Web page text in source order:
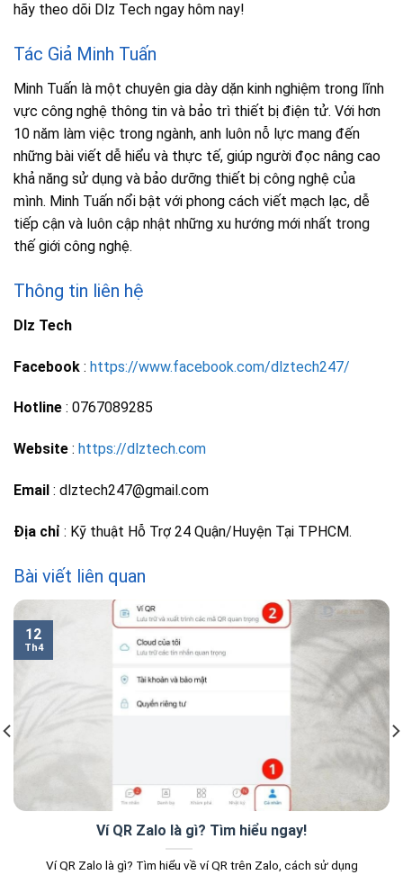
hãy theo dõi Dlz Tech ngay hôm nay!
Tác Giả Minh Tuấn
Minh Tuấn là một chuyên gia dày dặn kinh nghiệm trong lĩnh
vực công nghệ thông tin và bảo trì thiết bị điện tử. Với hơn
10 năm làm việc trong ngành, anh luôn nỗ lực mang đến
những bài viết dễ hiểu và thực tế, giúp người đọc nâng cao
khả năng sử dụng và bảo dưỡng thiết bị công nghệ của
mình. Minh Tuấn nổi bật với phong cách viết mạch lạc, dễ
tiếp cận và luôn cập nhật những xu hướng mới nhất trong
thế giới công nghệ.
Thông tin liên hệ
Dlz Tech
Facebook : https://www.facebook.com/dlztech247/
Hotline : 0767089285
Website : https://dlztech.com
Email : dlztech247@gmail.com
Địa chỉ : Kỹ thuật Hỗ Trợ 24 Quận/Huyện Tại TPHCM.
Bài viết liên quan
Ví QR Zalo là gì? Tìm hiểu ngay!
Ví QR Zalo là gì? Tìm hiểu về ví QR trên Zalo, cách sử dụng
12
Th4